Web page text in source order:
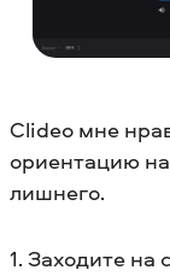
Clideo мне
ориентацию
лишнего.
1. Заходите на